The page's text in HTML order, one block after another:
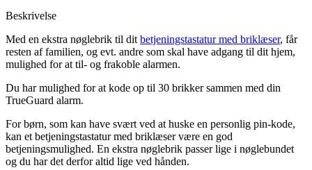
Beskrivelse
Med en ekstra nøglebrik til dit betjeningstastatur med briklæser, får
resten af familien, og evt. andre som skal have adgang til dit hjem,
mulighed for at til- og frakoble alarmen.
Du har mulighed for at kode op til 30 brikker sammen med din
TrueGuard alarm.
For børn, som kan have svært ved at huske en personlig pin-kode,
kan et betjeningstastatur med briklæser være en god
betjeningsmulighed. En ekstra nøglebrik passer lige i nøglebundet
og du har det derfor altid lige ved hånden.